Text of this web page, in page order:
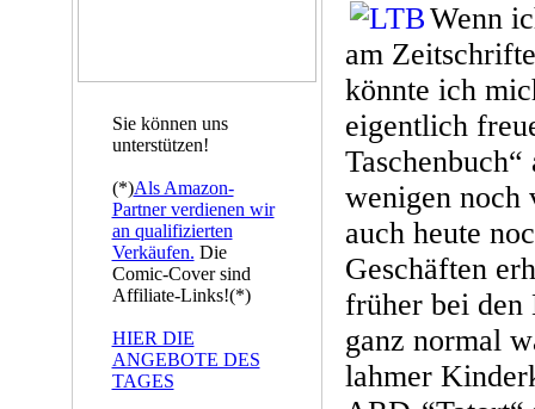
Sie können uns
unterstützen!
(*)Als Amazon-
Partner verdienen wir
an qualifizierten
Verkäufen. Die
Comic-Cover sind
Affiliate-Links!(*)
HIER DIE
ANGEBOTE DES
TAGES
Wenn
am
könnte ich
eigentlich
wenigen noch
auch heute
Geschäften
früher bei
ganz normal
lahmer